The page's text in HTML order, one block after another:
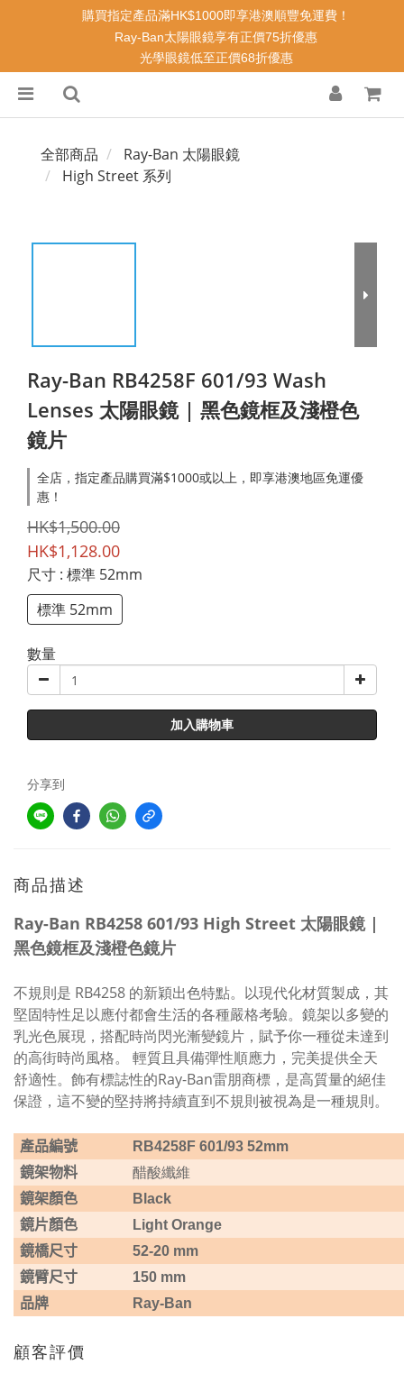
全部商品
Ray-Ban 太陽眼鏡
High Street 系列
Ray-Ban RB4258F 601/93 Wash
Lenses 太陽眼鏡 | 黑色鏡框及淺橙色
鏡片
全店，指定產品購買滿$1000或以上，即享港澳地區免運優
惠！
HK$1,500.00
HK$1,128.00
尺寸 : 標準 52mm
標準 52mm
數量
加入購物車
分享到
商品描述
Ray-Ban RB4258 601/93 High Street 太陽眼鏡 |
黑色鏡框及淺橙色鏡片
不規則是 RB4258 的新穎出色特點。以現代化材質製成，其
堅固特性足以應付都會生活的各種嚴格考驗。鏡架以多變的
乳光色展現，搭配時尚閃光漸變鏡片，賦予你一種從未達到
的高街時尚風格。 輕質且具備彈性順應力，完美提供全天
舒適性。飾有標誌性的Ray-Ban雷朋商標，是高質量的絕佳
保證，這不變的堅持將持續直到不規則被視為是一種規則。
產品編號
RB4258F 601/93 52mm
鏡架物料
醋酸纖維
鏡架顏色
Black
鏡片顏色
Light Orange
鏡橋尺寸
52-20 mm
鏡臂尺寸
150 mm
品牌
Ray-Ban
顧客評價
購買指定產品滿HK$1000即享港澳順豐免運費！
Ray-Ban太陽眼鏡享有正價75折優惠
光學眼鏡低至正價68折優惠